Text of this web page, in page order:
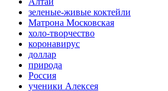
зеленые-живые коктейли
Матрона Московская
холо-творчество
коронавирус
доллар
природа
Россия
ученики Алексея